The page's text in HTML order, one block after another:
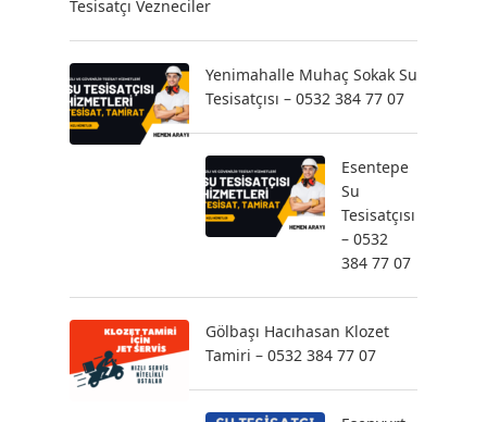
Tesisatçı Vezneciler
Yenimahalle Muhaç Sokak Su
Tesisatçısı – 0532 384 77 07
Esentepe
Su
Tesisatçısı
– 0532
384 77 07
Gölbaşı Hacıhasan Klozet
Tamiri – 0532 384 77 07